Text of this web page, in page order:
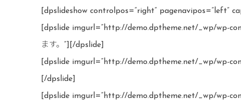
[dpslideshow controlpos=”right” pagenavipos=”left”
[dpslide imgurl=”http://demo.dptheme.net/_wp/wp-
ます。”][/dpslide]
[dpslide imgurl=”http://demo.dptheme.net/_wp/wp-
[/dpslide]
[dpslide imgurl=”http://demo.dptheme.net/_wp/wp-